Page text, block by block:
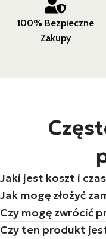
100% Bezpieczne
Zakupy
Jaki jest koszt i
Jak mogę złożyć
Czy mogę zwrócić
Czy ten produkt